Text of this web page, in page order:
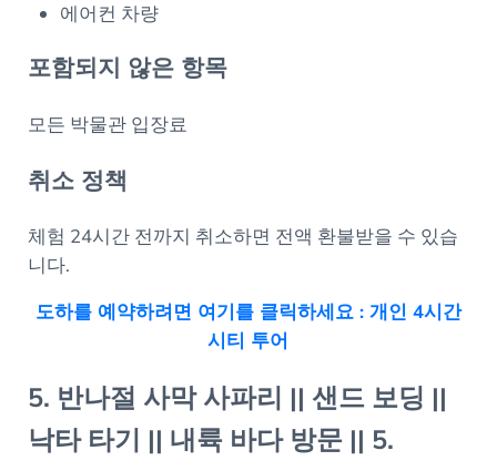
에어컨 차량
포함되지 않은 항목
모든 박물관 입장료
취소 정책
체험 24시간 전까지 취소하면 전액 환불받을 수 있습
니다.
도하를 예약하려면 여기를 클릭하세요 : 개인 4시간
시티 투어
5. 반나절 사막 사파리 || 샌드 보딩 ||
낙타 타기 || 내륙 바다 방문 || 5.